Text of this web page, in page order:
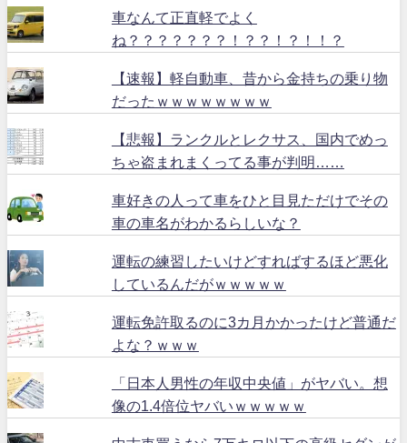
車なんて正直軽でよく
ね？？？？？？？！？？！？！！？
【速報】軽自動車、昔から金持ちの乗り物
だったｗｗｗｗｗｗｗｗ
【悲報】ランクルとレクサス、国内でめっ
ちゃ盗まれまくってる事が判明……
車好きの人って車をひと目見ただけでその
車の車名がわかるらしいな？
運転の練習したいけどすればするほど悪化
しているんだがｗｗｗｗｗ
運転免許取るのに3カ月かかったけど普通だ
よな？ｗｗｗ
「日本人男性の年収中央値」がヤバい。想
像の1.4倍位ヤバいｗｗｗｗｗ